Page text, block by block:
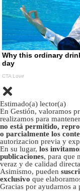
Estimado(a) lector(a)
En Gestión, valoramos
realizamos para
no está permitido,
o parcialmente los
autorizacion previa y
En su lugar, los
publicaciones, para que
veraz y de calidad
Asimismo, pueden
exclusivo que
Gracias por ayudarnos a